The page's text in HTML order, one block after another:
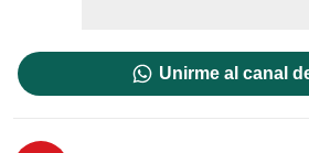
Unirme al canal